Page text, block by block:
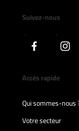
Suivez-nous
Accès rapide
Qui sommes-nous
Votre secteur